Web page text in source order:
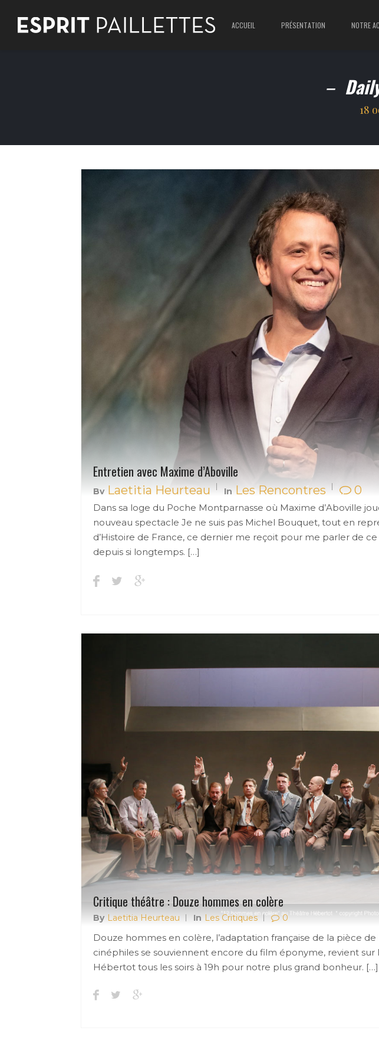
ACCUEIL PRÉSENTATION NOTRE
18
Entretien avec Maxime d’Aboville
By Laetitia Heurteau In Les Rencontres 0
Dans sa loge du Poche Montparnasse où Maxime d’Aboville
nouveau spectacle Je ne suis pas Michel Bouquet, tout en
d’Histoire de France, ce dernier me reçoit pour me parler de
depuis si longtemps. […]
Critique théâtre : Douze hommes en colère
By Laetitia Heurteau In Les Critiques 0
Douze hommes en colère, l’adaptation française de la pièce
cinéphiles se souviennent encore du film éponyme, revient sur
Hébertot tous les soirs à 19h pour notre plus grand bonheur. […]